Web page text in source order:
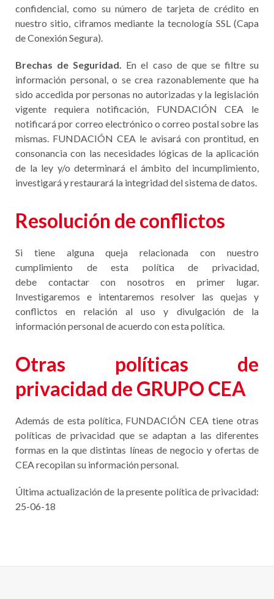
confidencial, como su número de tarjeta de crédito en
nuestro sitio, ciframos mediante la tecnología SSL (Capa
de Conexión Segura).
Brechas de Seguridad. En el caso de que se filtre su
información personal, o se crea razonablemente que ha
sido accedida por personas no autorizadas y la legislación
vigente requiera notificación, FUNDACIÓN CEA le
notificará por correo electrónico o correo postal sobre las
mismas. FUNDACIÓN CEA le avisará con prontitud, en
consonancia con las necesidades lógicas de la aplicación
de la ley y/o determinará el ámbito del incumplimiento,
investigará y restaurará la integridad del sistema de datos.
Resolución de conflictos
Si tiene alguna queja relacionada con nuestro
cumplimiento de esta política de privacidad,
debe contactar con nosotros en primer lugar.
Investigaremos e intentaremos resolver las quejas y
conflictos en relación al uso y divulgación de la
información personal de acuerdo con esta política.
Otras políticas de
privacidad de GRUPO CEA
Además de esta política, FUNDACIÓN CEA tiene otras
políticas de privacidad que se adaptan a las diferentes
formas en la que distintas líneas de negocio y ofertas de
CEA recopilan su información personal.
Última actualización de la presente política de privacidad:
25-06-18